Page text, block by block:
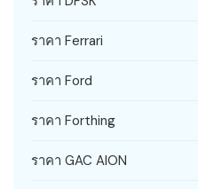
ราคา Ferrari
ราคา Ford
ราคา Forthing
ราคา GAC AION